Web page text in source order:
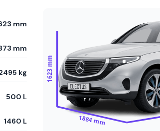
mm
mm
kg
500 L
1460 L
1623 mm
1884 mm